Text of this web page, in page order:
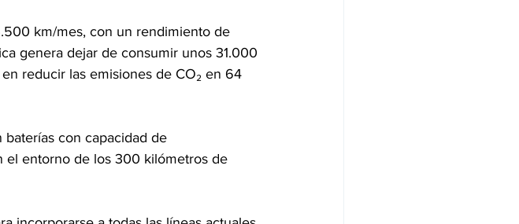
km/mes, con un rendimiento de
genera dejar de consumir unos 31.000
reducir las emisiones de CO₂ en 64
con capacidad de
el entorno de los 300 kilómetros de